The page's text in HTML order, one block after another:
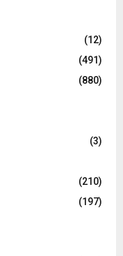
(12)
(491)
(880)
(3)
(210)
(197)